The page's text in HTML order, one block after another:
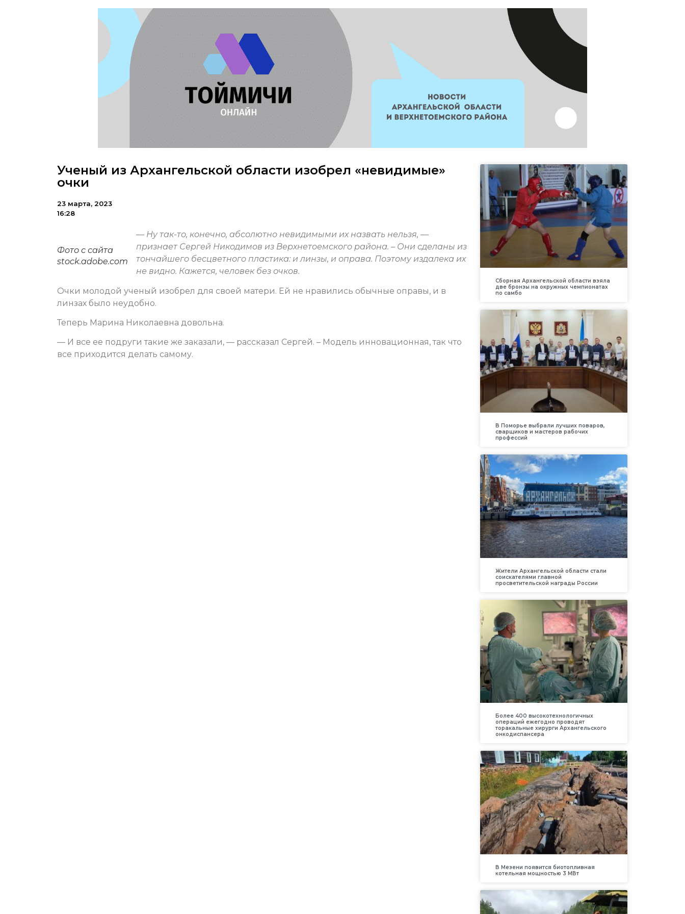
Ученый из Архангельской области изобрел «невидимые»
очки
23 марта, 2023
16:28
Фото с сайта
stock.adobe.com
— Ну так-то, конечно, абсолютно невидимыми их назвать нельзя, —
признает Сергей Никодимов из Верхнетоемского района. – Они сделаны из
тончайшего бесцветного пластика: и линзы, и оправа. Поэтому издалека их
не видно. Кажется, человек без очков.
Очки молодой ученый изобрел для своей матери. Ей не нравились обычные оправы, и в
линзах было неудобно.
Теперь Марина Николаевна довольна.
— И все ее подруги такие же заказали, — рассказал Сергей. – Модель инновационная, так что
все приходится делать самому.
Сборная Архангельской области взяла
две бронзы на окружных чемпионатах
по самбо
В Поморье выбрали лучших поваров,
сварщиков и мастеров рабочих
профессий
Жители Архангельской области стали
соискателями главной
просветительской награды России
Более 400 высокотехнологичных
операций ежегодно проводят
торакальные хирурги Архангельского
онкодиспансера
В Мезени появится биотопливная
котельная мощностью 3 МВт